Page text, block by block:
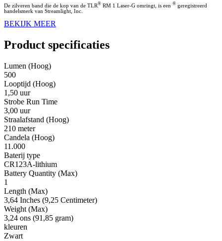
De zilveren band die de kop van de TLR® RM 1 Laser-G omringt, is een ® geregistreerd
handelsmerk van Streamlight, Inc.
BEKIJK MEER
Product specificaties
Lumen (Hoog)
500
Looptijd (Hoog)
1,50 uur
Strobe Run Time
3,00 uur
Straalafstand (Hoog)
210 meter
Candela (Hoog)
11.000
Baterij type
CR123A-lithium
Battery Quantity (Max)
1
Length (Max)
3,64 Inches (9,25 Centimeter)
Weight (Max)
3,24 ons (91,85 gram)
kleuren
Zwart